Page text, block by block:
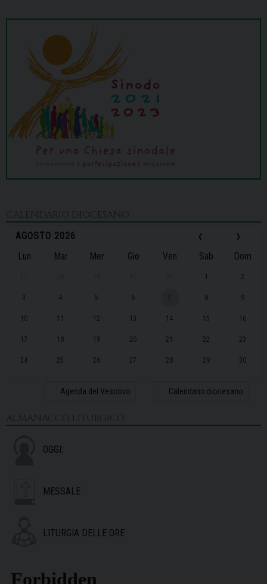
CALENDARIO DIOCESANO
‹
AGOSTO 2026 ›
Lun Mar Mer Gio Ven Sab Dom
1 2
3 4 5 6 7 8 9
10 11 12 13 14 15 16
17 18 19 20 21 22 23
24 25 26 27 28 29 30
Agenda del Vescovo Calendario diocesano
ALMANACCO LITURGICO
OGGI:
MESSALE
LITURGIA DELLE ORE